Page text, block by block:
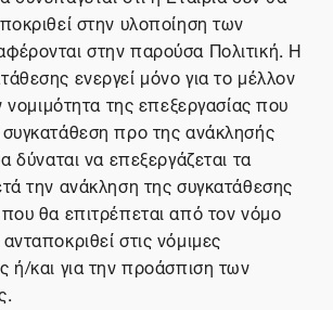
στην υλοποίηση των
στην παρούσα Πολιτική. Η
ενεργεί μόνο για το μέλλον
νομιμότητα της επεξεργασίας που
προ της ανάκλησής
δύναται να επεξεργάζεται τα
την ανάκληση της συγκατάθεσης
θα επιτρέπεται από τον νόμο
στις νόμιμες
ή/και για την προάσπιση των